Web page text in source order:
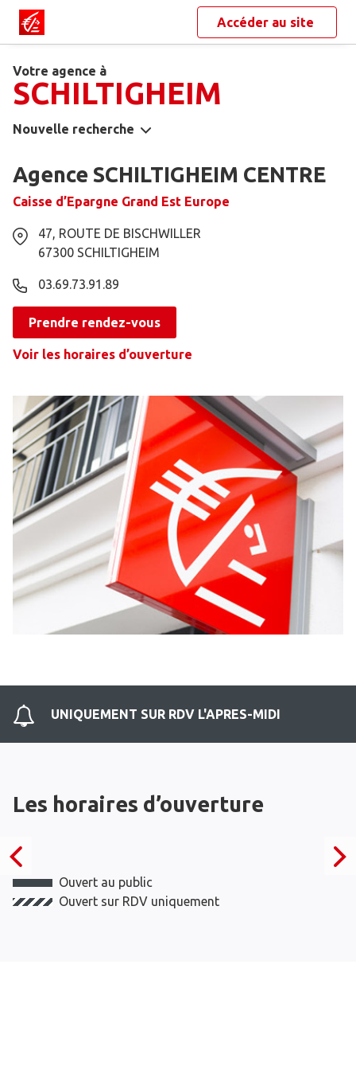
Accéder au site
Votre agence à
SCHILTIGHEIM
Nouvelle recherche
Agence SCHILTIGHEIM CENTRE
Caisse d’Epargne Grand Est Europe
47, ROUTE DE BISCHWILLER
67300 SCHILTIGHEIM
03.69.73.91.89
Prendre rendez-vous
Voir les horaires d’ouverture
UNIQUEMENT SUR RDV L'APRES-MIDI
Les horaires d’ouverture
Ouvert au public
Ouvert sur RDV uniquement